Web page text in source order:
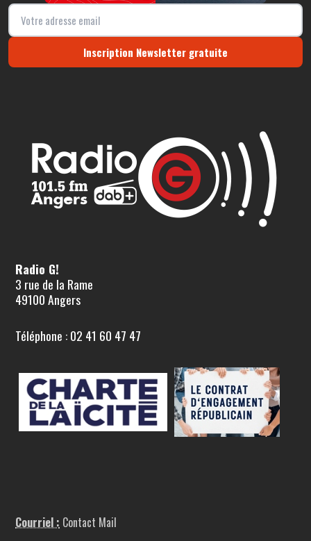
Inscription Newsletter gratuite
Radio G!
3 rue de la Rame
49100 Angers
Téléphone : 02 41 60 47 47
Courriel : Contact Mail